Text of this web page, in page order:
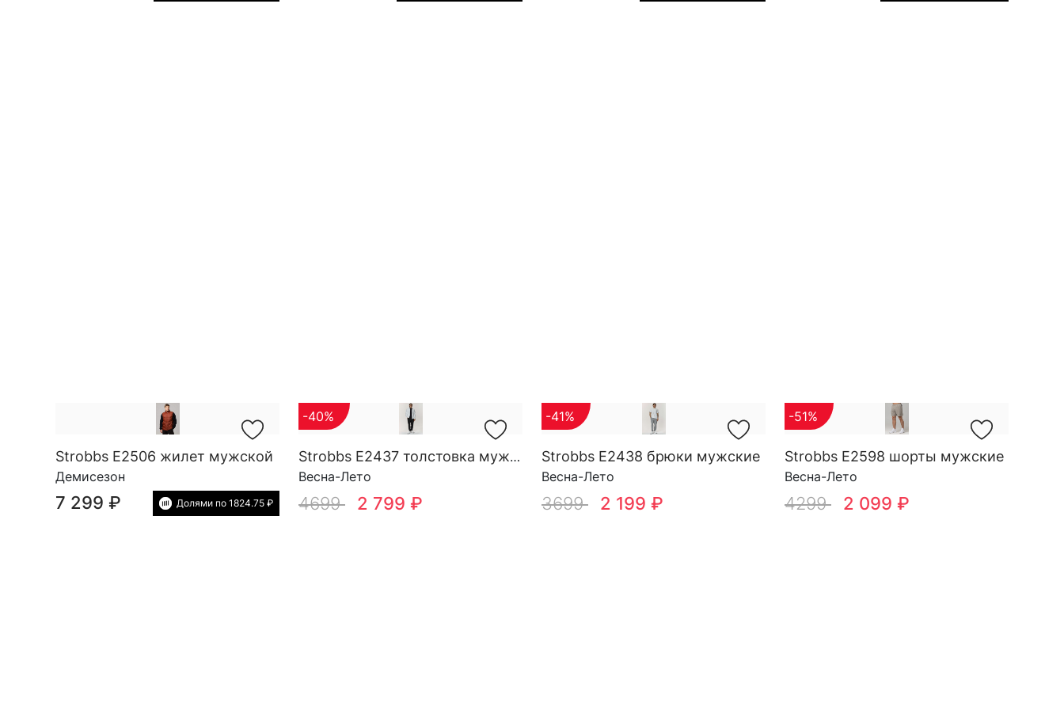
Strobbs E2506 жилет мужской
Демисезон
7 299 ₽ Долями по 1824.75 ₽
Strobbs E2437 толстовка мужская
Весна-Лето
-40%
4699 2 799 ₽
Strobbs E2438 брюки мужские
Весна-Лето
-41%
3699 2 199 ₽
Strobbs E2598 шорты мужские
Весна-Лето
-51%
4299 2 099 ₽